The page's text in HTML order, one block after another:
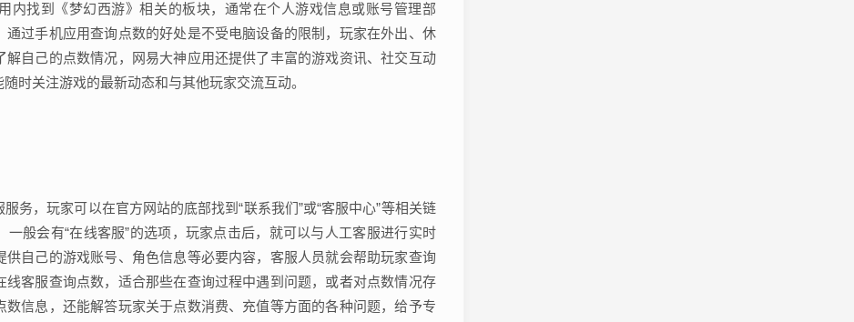
内找到《梦幻西游》相关的板块，通常在个人游戏信息或账号管理部
过手机应用查询点数的好处是不受电脑设备的限制，玩家在外出、休
自己的点数情况，网易大神应用还提供了丰富的游戏资讯、社交互动
时关注游戏的最新动态和与其他玩家交流互动。
务，玩家可以在官方网站的底部找到“联系我们”或“客服中心”等相关链
般会有“在线客服”的选项，玩家点击后，就可以与人工客服进行实时
自己的游戏账号、角色信息等必要内容，客服人员就会帮助玩家查询
客服查询点数，适合那些在查询过程中遇到问题，或者对点数情况存
信息，还能解答玩家关于点数消费、充值等方面的各种问题，给予专